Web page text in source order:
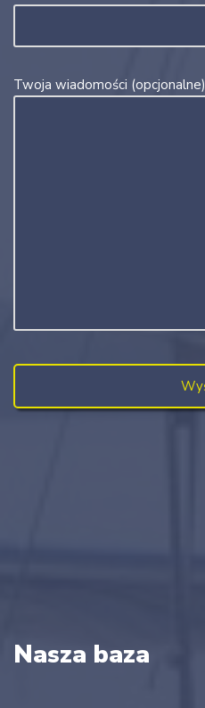
Twoja wiadomości (opcjonalne)
Nasza baza